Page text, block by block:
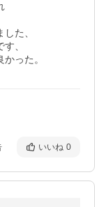
た、
、
った。
いいね 0